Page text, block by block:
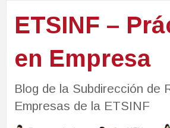
ETSINF –
en Empresa
Blog de la Subdirección de
Empresas de la ETSINF